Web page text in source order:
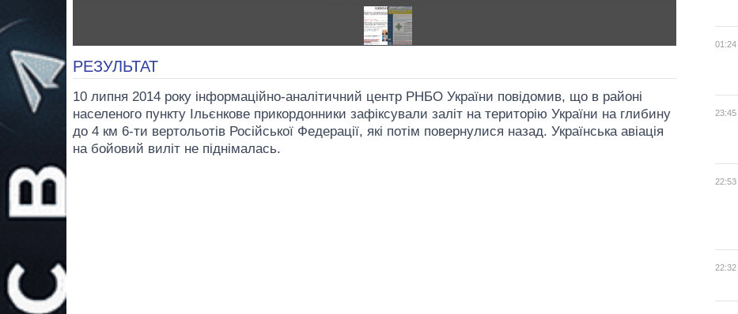
РЕЗУЛЬТАТ
10 липня 2014 року інформаційно-аналітичний центр РНБО України повідомив, що в районі
населеного пункту Ільєнкове прикордонники зафіксували заліт на територію України на глибину
до 4 км 6-ти вертольотів Російської Федерації, які потім повернулися назад. Українська авіація
на бойовий виліт не піднімалась.
01:24
23:45
22:53
22:32